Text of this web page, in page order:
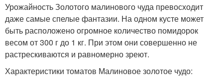
Урожайность Золотого малинового чуда превосходит
даже самые спелые фантазии. На одном кусте может
быть расположено огромное количество помидорок
весом от 300 г до 1 кг. При этом они совершенно не
растрескиваются и равномерно зреют.
Характеристики томатов Малиновое золотое чудо: